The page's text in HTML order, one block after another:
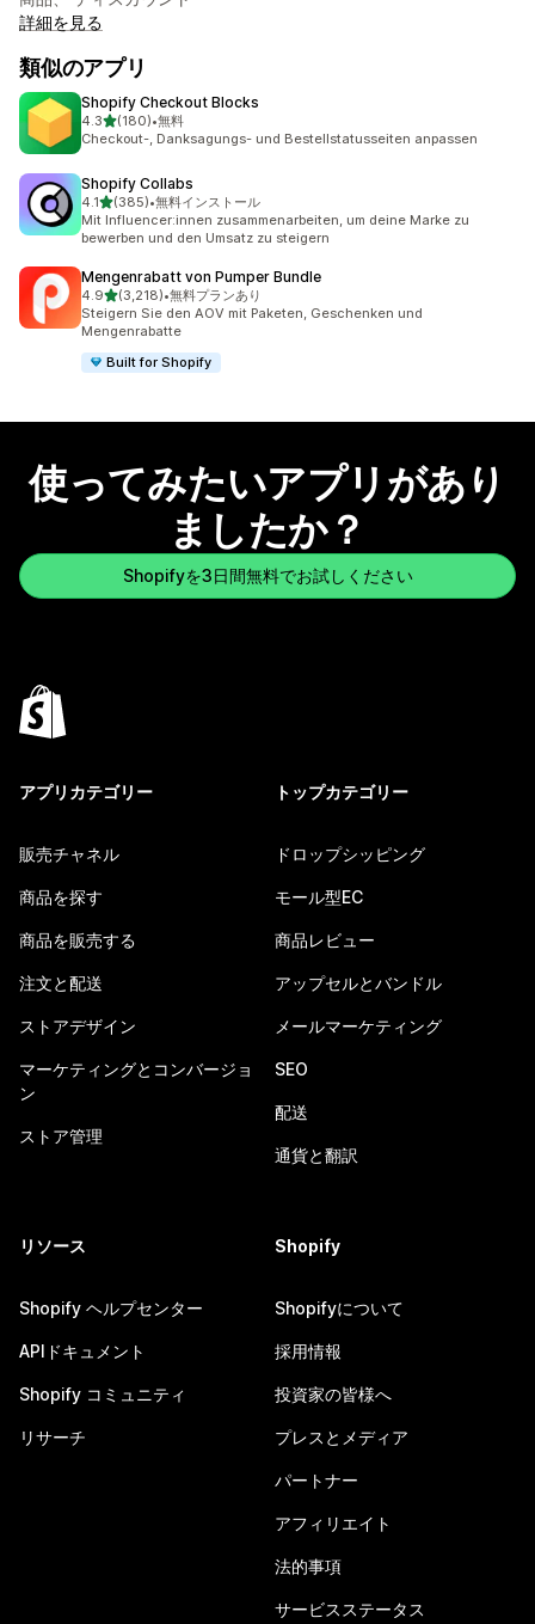
詳細を見る
類似のアプリ
Shopify Checkout Blocks
4.35つ星中
(180)
合計レビュー数：180件
•無料
Checkout-, Danksagungs- und Bestellstatusseiten anpassen
Shopify Collabs
4.15つ星中
(385)
合計レビュー数：385件
•無料インストール
Mit Influencer:innen zusammenarbeiten, um deine Marke zu
bewerben und den Umsatz zu steigern
Mengenrabatt von Pumper Bundle
4.95つ星中
(3,218)
合計レビュー数：3218件
•無料プランあり
Steigern Sie den AOV mit Paketen, Geschenken und
Mengenrabatte
Built for Shopify
使ってみたいアプリがあり
ましたか？
Shopifyを3日間無料でお試しください
アプリカテゴリー
販売チャネル
商品を探す
商品を販売する
注文と配送
ストアデザイン
マーケティングとコンバージョ
ン
ストア管理
トップカテゴリー
ドロップシッピング
モール型EC
商品レビュー
アップセルとバンドル
メールマーケティング
SEO
配送
通貨と翻訳
リソース
Shopify ヘルプセンター
APIドキュメント
Shopify コミュニティ
リサーチ
Shopify
Shopifyについて
採用情報
投資家の皆様へ
プレスとメディア
パートナー
アフィリエイト
法的事項
サービスステータス